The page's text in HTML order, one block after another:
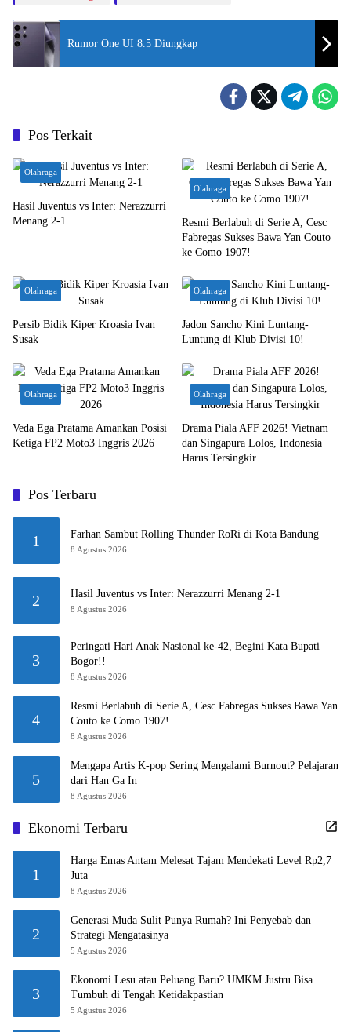
Rumor One UI 8.5 Diungkap
Pos Terkait
Olahraga
Hasil Juventus vs Inter: Nerazzurri
Menang 2-1
Olahraga
Resmi Berlabuh di Serie A, Cesc
Fabregas Sukses Bawa Yan Couto
ke Como 1907!
Olahraga
Persib Bidik Kiper Kroasia Ivan
Susak
Olahraga
Jadon Sancho Kini Luntang-
Luntung di Klub Divisi 10!
Olahraga
Veda Ega Pratama Amankan Posisi
Ketiga FP2 Moto3 Inggris 2026
Olahraga
Drama Piala AFF 2026! Vietnam
dan Singapura Lolos, Indonesia
Harus Tersingkir
Pos Terbaru
1 Farhan Sambut Rolling Thunder RoRi di Kota Bandung
8 Agustus 2026
2 Hasil Juventus vs Inter: Nerazzurri Menang 2-1
8 Agustus 2026
3
Peringati Hari Anak Nasional ke-42, Begini Kata Bupati
Bogor!!
8 Agustus 2026
4
Resmi Berlabuh di Serie A, Cesc Fabregas Sukses Bawa Yan
Couto ke Como 1907!
8 Agustus 2026
5
Mengapa Artis K-pop Sering Mengalami Burnout? Pelajaran
dari Han Ga In
8 Agustus 2026
Ekonomi Terbaru
1
Harga Emas Antam Melesat Tajam Mendekati Level Rp2,7
Juta
8 Agustus 2026
2
Generasi Muda Sulit Punya Rumah? Ini Penyebab dan
Strategi Mengatasinya
5 Agustus 2026
3
Ekonomi Lesu atau Peluang Baru? UMKM Justru Bisa
Tumbuh di Tengah Ketidakpastian
5 Agustus 2026